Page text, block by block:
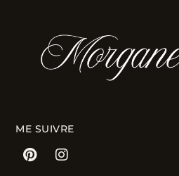
ME SUIVRE